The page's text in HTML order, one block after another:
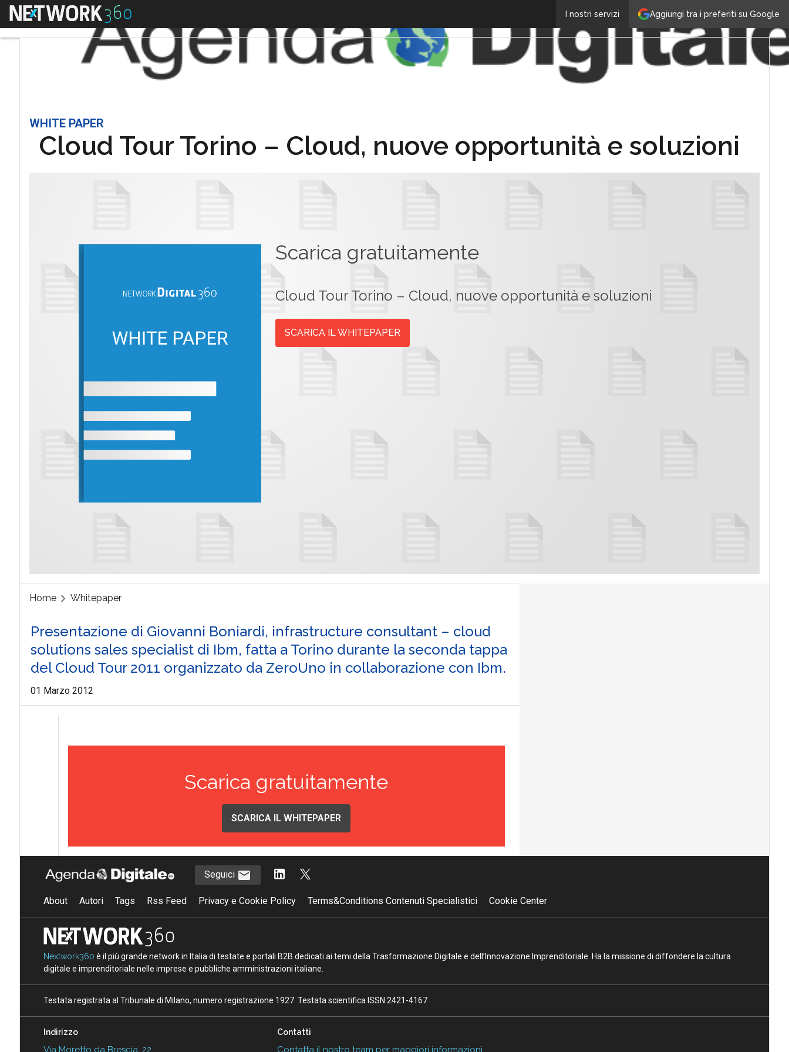
Aggiungi tra i preferiti su Google
I nostri servizi
Menu
WHITE PAPER
Cloud Tour Torino – Cloud, nuove opportunità e soluzioni
Scarica gratuitamente
Cloud Tour Torino – Cloud, nuove opportunità e soluzioni
SCARICA IL WHITEPAPER
Home Whitepaper
Presentazione di Giovanni Boniardi, infrastructure consultant – cloud
solutions sales specialist di Ibm, fatta a Torino durante la seconda tappa
del Cloud Tour 2011 organizzato da ZeroUno in collaborazione con Ibm.
01 Marzo 2012
Scarica gratuitamente
SCARICA IL WHITEPAPER
Seguici
About Autori Tags Rss Feed Privacy e Cookie Policy Terms&Conditions Contenuti Specialistici Cookie Center
Nextwork360 è il più grande network in Italia di testate e portali B2B dedicati ai temi della Trasformazione Digitale e dell’Innovazione Imprenditoriale. Ha la missione di diffondere la cultura
digitale e imprenditoriale nelle imprese e pubbliche amministrazioni italiane.
Testata registrata al Tribunale di Milano, numero registrazione 1927. Testata scientifica ISSN 2421-4167
Indirizzo
Via Moretto da Brescia, 22
Contatti
Contatta il nostro team per maggiori informazioni